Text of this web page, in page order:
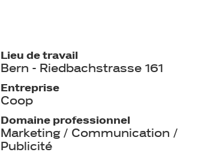
Lieu de travail
Bern - Riedbachstrasse 161
Entreprise
Coop
Domaine professionnel
Marketing / Communication /
Publicité